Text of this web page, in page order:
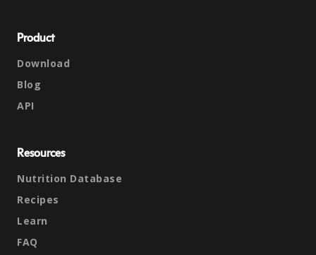
Product
Download
Blog
API
Resources
Nutrition Database
Recipes
Learn
FAQ